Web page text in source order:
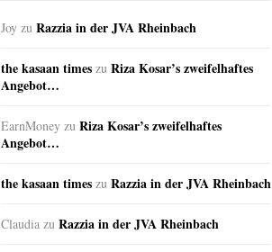
Joy zu Razzia in der JVA Rheinbach
the kasaan times zu Riza Kosar’s zweifelhaftes
Angebot…
EarnMoney zu Riza Kosar’s zweifelhaftes
Angebot…
the kasaan times zu Razzia in der JVA Rheinbach
Claudia zu Razzia in der JVA Rheinbach